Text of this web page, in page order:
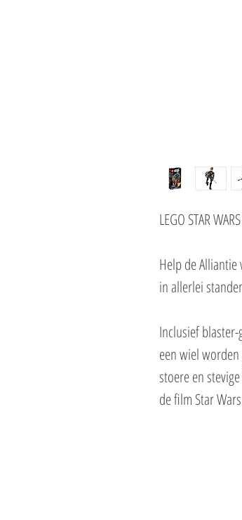
LEGO STAR
Help de
in allerlei
Inclusief
een wiel
stoere en
de film Star